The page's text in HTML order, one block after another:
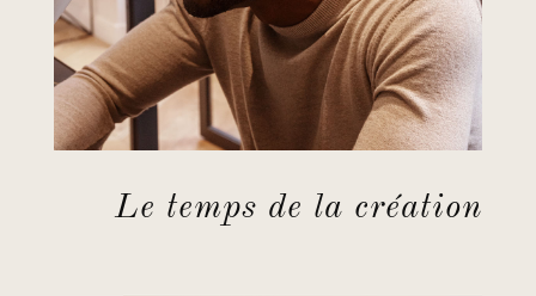
Le temps de la création